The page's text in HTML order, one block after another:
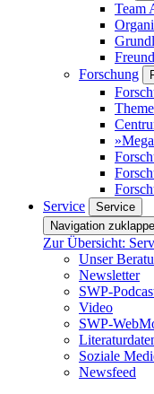
Team
Forschung
Service
Service
Navigation
Zur Übersicht:
Unser
Newsletter
SWP-
Video
SWP-
Soziale
Newsfeed